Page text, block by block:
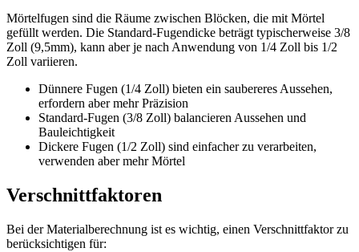
Mörtelfugen sind die Räume zwischen Blöcken, die mit Mörtel
gefüllt werden. Die Standard-Fugendicke beträgt typischerweise 3/8
Zoll (9,5mm), kann aber je nach Anwendung von 1/4 Zoll bis 1/2
Zoll variieren.
Dünnere Fugen (1/4 Zoll) bieten ein saubereres Aussehen,
erfordern aber mehr Präzision
Standard-Fugen (3/8 Zoll) balancieren Aussehen und
Bauleichtigkeit
Dickere Fugen (1/2 Zoll) sind einfacher zu verarbeiten,
verwenden aber mehr Mörtel
Verschnittfaktoren
Bei der Materialberechnung ist es wichtig, einen Verschnittfaktor zu
berücksichtigen für: